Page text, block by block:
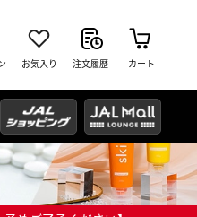
お気入り 注文履歴 カート